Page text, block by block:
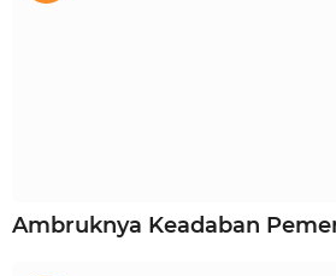
Ambruknya Keadaban